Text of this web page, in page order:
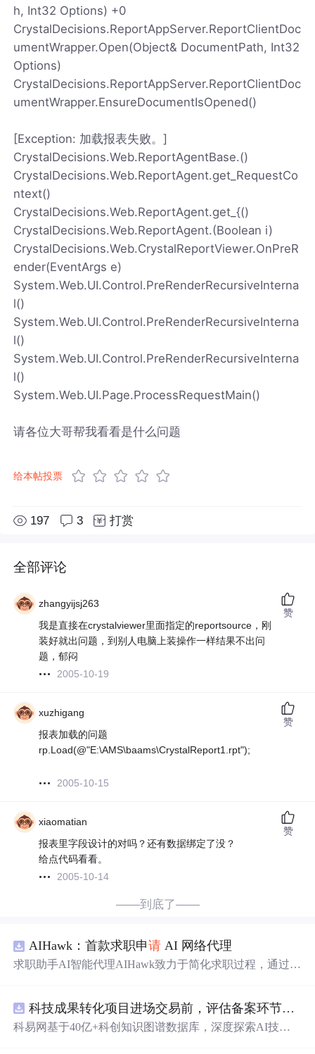
h, Int32 Options) +0
CrystalDecisions.ReportAppServer.ReportClientDoc
umentWrapper.Open(Object& DocumentPath, Int32
Options)
CrystalDecisions.ReportAppServer.ReportClientDoc
umentWrapper.EnsureDocumentIsOpened()
[Exception: 加载报表失败。]
CrystalDecisions.Web.ReportAgentBase.()
CrystalDecisions.Web.ReportAgent.get_RequestCo
ntext()
CrystalDecisions.Web.ReportAgent.get_{()
CrystalDecisions.Web.ReportAgent.(Boolean i)
CrystalDecisions.Web.CrystalReportViewer.OnPreR
ender(EventArgs e)
System.Web.UI.Control.PreRenderRecursiveInterna
l()
System.Web.UI.Control.PreRenderRecursiveInterna
l()
System.Web.UI.Control.PreRenderRecursiveInterna
l()
System.Web.UI.Page.ProcessRequestMain()
请各位大哥帮我看看是什么问题
给本帖投票
197 3 打赏
全部评论
zhangyijsj263
我是直接在crystalviewer里面指定的reportsource，刚
装好就出问题，到别人电脑上装操作一样结果不出问
题，郁闷
2005-10-19
赞
xuzhigang
报表加载的问题
rp.Load(@"E:\AMS\baams\CrystalReport1.rpt");
2005-10-15
赞
xiaomatian
报表里字段设计的对吗？还有数据绑定了没？
给点代码看看。
2005-10-14
赞
——到底了——
AIHawk：首款求职申请 AI 网络代理
求职助手AI智能代理AIHawk致力于简化求职过程，通过自
科技成果转化项目进场交易前，评估备案环节需要准备哪些材料？.docx
科易网基于40亿+科创知识图谱数据库，深度探索AI技术